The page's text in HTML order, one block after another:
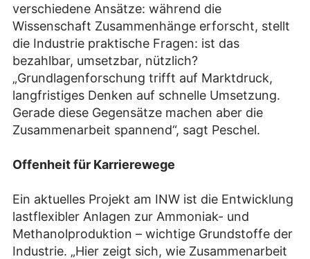
verschiedene Ansätze: während die
Wissenschaft Zusammenhänge erforscht, stellt
die Industrie praktische Fragen: ist das
bezahlbar, umsetzbar, nützlich?
„Grundlagenforschung trifft auf Marktdruck,
langfristiges Denken auf schnelle Umsetzung.
Gerade diese Gegensätze machen aber die
Zusammenarbeit spannend“, sagt Peschel.
Offenheit für Karrierewege
Ein aktuelles Projekt am INW ist die Entwicklung
lastflexibler Anlagen zur Ammoniak- und
Methanolproduktion – wichtige Grundstoffe der
Industrie. „Hier zeigt sich, wie Zusammenarbeit